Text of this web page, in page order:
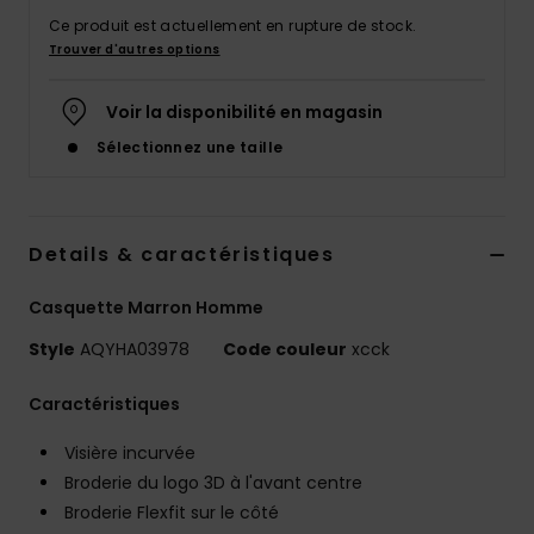
Ce produit est actuellement en rupture de stock.
Trouver d'autres options
Voir la disponibilité en magasin
Sélectionnez une taille
Details & caractéristiques
Casquette Marron Homme
Style AQYHA03978 Code couleur xcck
Caractéristiques
Visière incurvée
Broderie du logo 3D à l'avant centre
Broderie Flexfit sur le côté